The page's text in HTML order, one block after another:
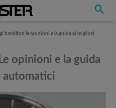
hamilton le opinioni e la guida ai migliori
opinioni e la guida
automatici